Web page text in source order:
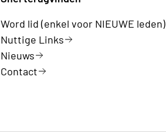
Word lid (enkel voor NIEUWE leden)
Nuttige Links
Nieuws
Contact